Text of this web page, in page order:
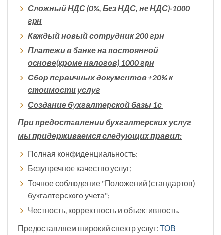
Сложный НДС (0%, Без НДС, не НДС)-1000
грн
Каждый новый сотрудник 200 грн
Платежи в банке на постоянной
основе(кроме налогов) 1000 грн
Сбор первичных документов +20% к
стоимости услуг
Создание бухгалтерской базы 1с
При предоставлении бухгалтерских услуг
мы придерживаемся следующих правил:
Полная конфиденциальность;
Безупречное качество услуг;
Точное соблюдение "Положений (стандартов)
бухгалтерского учета";
Честность, корректность и объективность.
Предоставляем широкий спектр услуг: ТОВ